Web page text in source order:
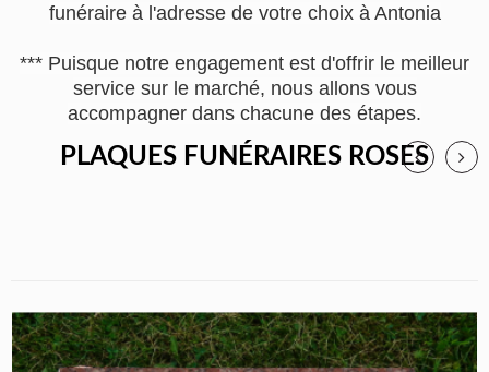
funéraire à l'adresse de votre choix à Antonia
*** Puisque notre engagement est d'offrir le meilleur
service sur le marché, nous allons vous
accompagner dans chacune des étapes.
PLAQUES FUNÉRAIRES ROSES